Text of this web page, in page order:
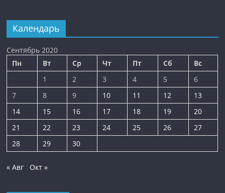
Календарь
Сентябрь 2020
Пн
Вт Ср Чт Пт Сб
Вс
1
2 3 4 5
6
7
8 9 10 11 12
13
14
15 16 17 18 19
20
21
22 23 24 25 26
27
28
29 30
« Авг Окт »